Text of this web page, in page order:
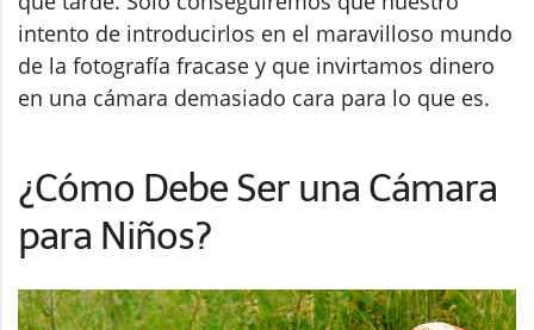
intento de introducirlos en el maravilloso mundo
de la fotografía fracase y que invirtamos dinero
en una cámara demasiado cara para lo que es.
¿Cómo Debe Ser una Cámara
para Niños?